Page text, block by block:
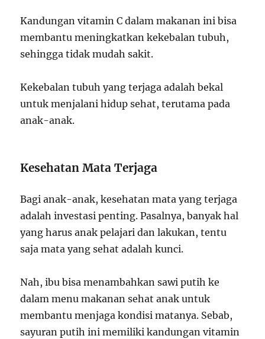
Kandungan vitamin C dalam makanan ini bisa
membantu meningkatkan kekebalan tubuh,
sehingga tidak mudah sakit.
Kekebalan tubuh yang terjaga adalah bekal
untuk menjalani hidup sehat, terutama pada
anak-anak.
Kesehatan Mata Terjaga
Bagi anak-anak, kesehatan mata yang terjaga
adalah investasi penting. Pasalnya, banyak hal
yang harus anak pelajari dan lakukan, tentu
saja mata yang sehat adalah kunci.
Nah, ibu bisa menambahkan sawi putih ke
dalam menu makanan sehat anak untuk
membantu menjaga kondisi matanya. Sebab,
sayuran putih ini memiliki kandungan vitamin